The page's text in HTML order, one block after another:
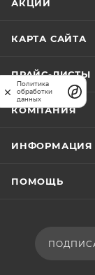
производствах.
АКЦИИ
КАРТА САЙТА
ПРАЙС-ЛИСТЫ
КОМПАНИЯ
ИНФОРМАЦИЯ
ПОМОЩЬ
Политика
обработки
данных